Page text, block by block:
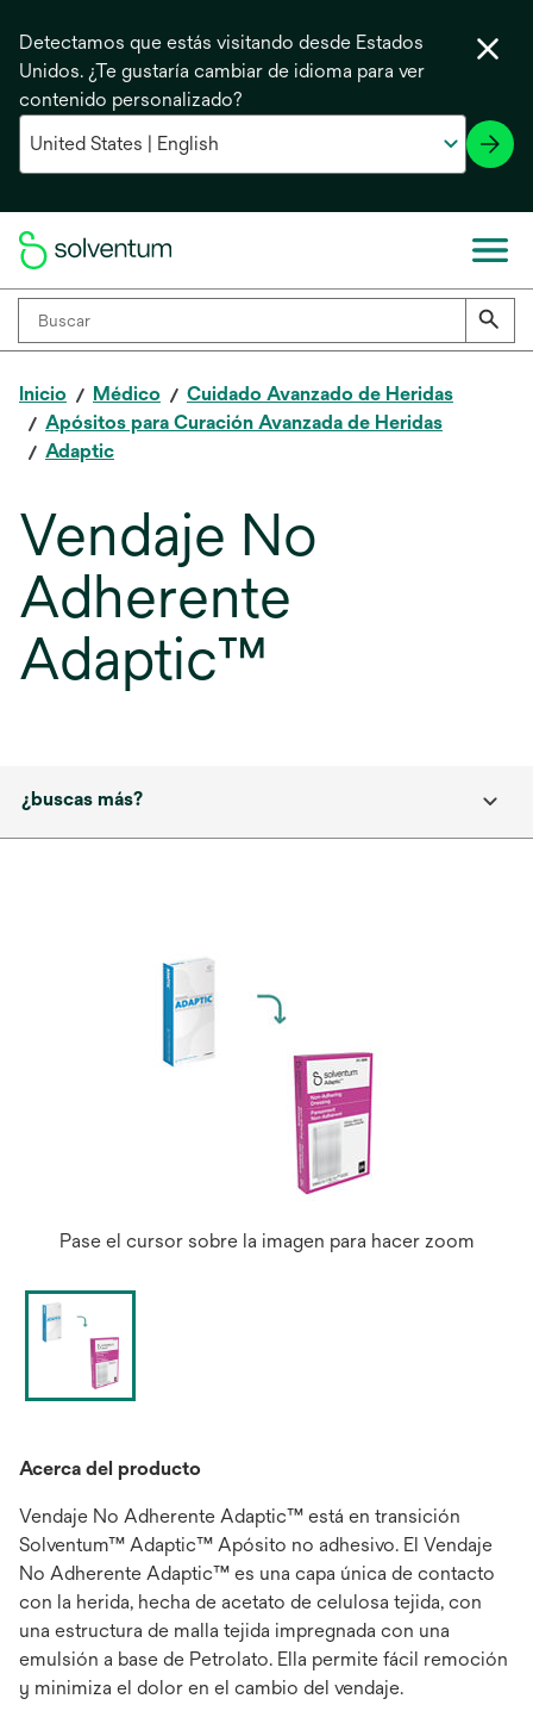
Detectamos que estás visitando desde Estados
Unidos. ¿Te gustaría cambiar de idioma para ver
contenido personalizado?
Inicio Médico
Cuidado Avanzado de Heridas
Apósitos para Curación Avanzada de Heridas
Adaptic
Vendaje No
Adherente
Adaptic™
¿buscas más?
Pase el cursor sobre la imagen para hacer zoom
Acerca del producto
Vendaje No Adherente Adaptic™ está en transición
Solventum™ Adaptic™ Apósito no adhesivo. El Vendaje
No Adherente Adaptic™ es una capa única de contacto
con la herida, hecha de acetato de celulosa tejida, con
una estructura de malla tejida impregnada con una
emulsión a base de Petrolato. Ella permite fácil remoción
y minimiza el dolor en el cambio del vendaje.